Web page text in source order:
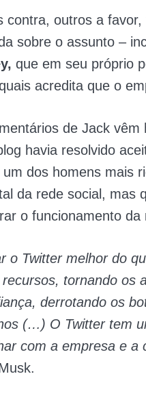
contra, outros a
sobre o assunto –
que em seu próprio
acredita que o
de Jack
havia resolvido
um dos homens mais
da rede social, mas
o funcionamento da
o Twitter melhor do
tornando os
derrotando os
(…) O Twitter tem
com a empresa e a